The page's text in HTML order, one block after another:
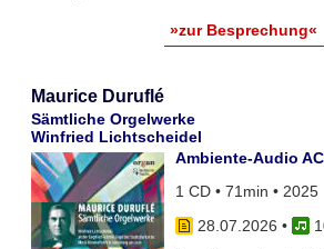
»zur Besprechung«
Maurice Duruflé
Sämtliche Orgelwerke
Winfried Lichtscheidel
Ambiente-Audio
1 CD • 71min • 2025
28.07.2026 •